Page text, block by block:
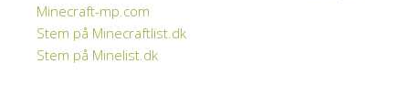
Minecraft-mp.com
Stem på Minecraftlist.dk
Stem på Minelist.dk